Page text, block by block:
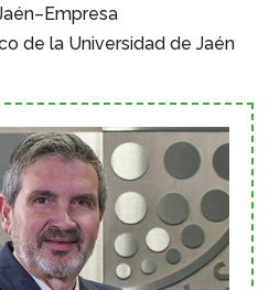
de la Universidad de Jaén